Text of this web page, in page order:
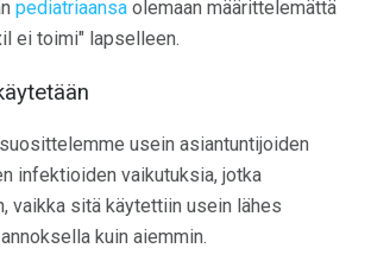
pediatriaansa olemaan määrittelemättä
ei toimi" lapselleen.
usein asiantuntijoiden
infektioiden vaikutuksia, jotka
vaikka sitä käytettiin usein lähes
kuin aiemmin.